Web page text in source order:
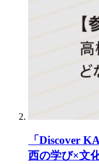
「Discover
西の学び×文